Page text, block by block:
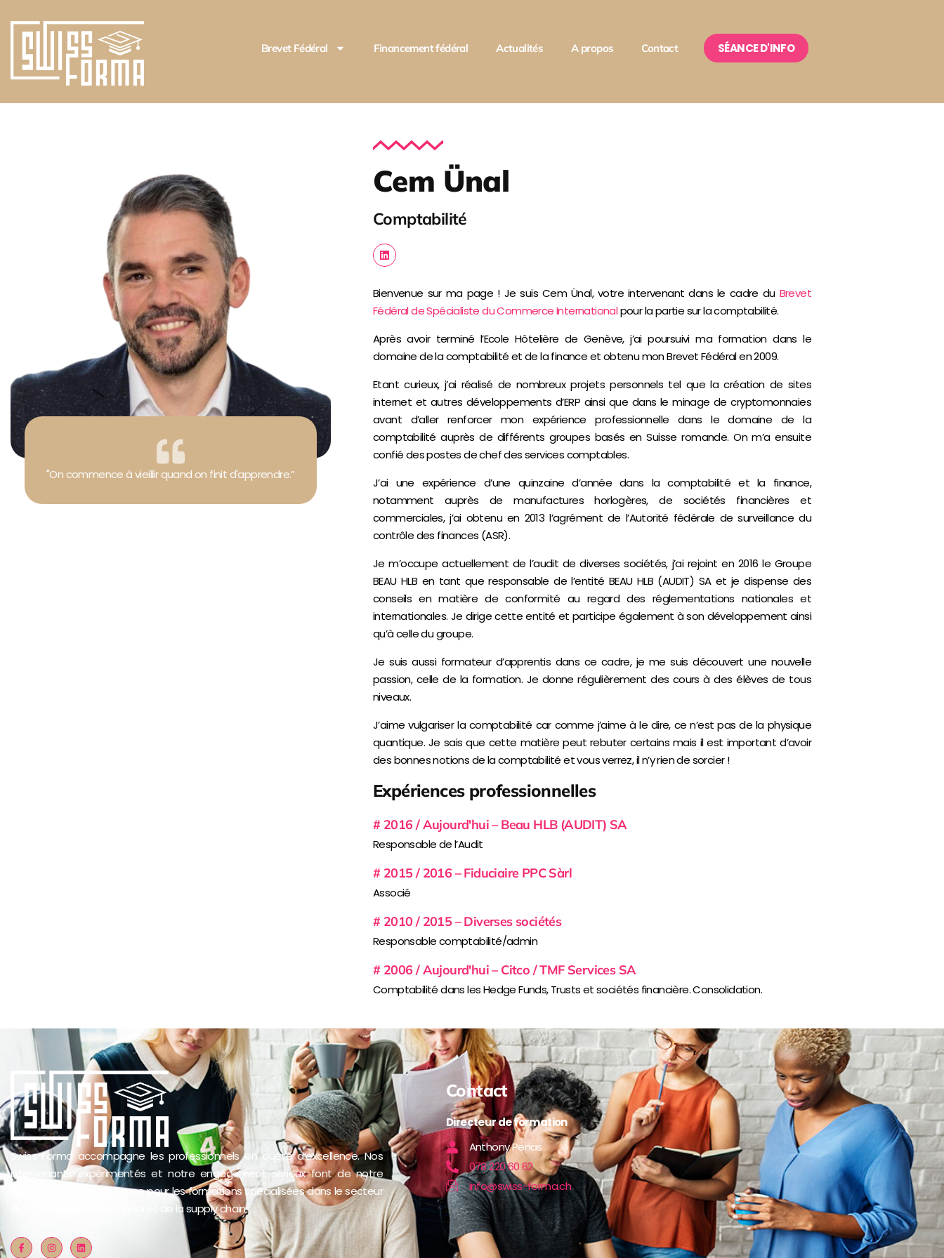
Brevet Fédéral Financement fédéral Actualités A propos Contact SÉANCE D'INFO
"On commence à vieillir quand on finit d'apprendre.”
Cem Ünal
Comptabilité
Bienvenue sur ma page ! Je suis Cem Ünal, votre intervenant dans le cadre du Brevet
Fédéral de Spécialiste du Commerce Internationalpour la partie sur la comptabilité.
Après avoir terminé l’Ecole Hôtelière de Genève, j’ai poursuivi ma formation dans le
domaine de la comptabilité et de la finance et obtenu mon Brevet Fédéral en 2009.
Etant curieux, j’ai réalisé de nombreux projets personnels tel que la création de sites
internet et autres développements d’ERP ainsi que dans le minage de cryptomonnaies
avant d’aller renforcer mon expérience professionnelle dans le domaine de la
comptabilité auprès de différents groupes basés en Suisse romande. On m’a ensuite
confié des postes de chef des services comptables.
J’ai une expérience d’une quinzaine d’année dans la comptabilité et la finance,
notamment auprès de manufactures horlogères, de sociétés financières et
commerciales, j’ai obtenu en 2013 l’agrément de l’Autorité fédérale de surveillance du
contrôle des finances (ASR).
Je m’occupe actuellement de l’audit de diverses sociétés, j’ai rejoint en 2016 le Groupe
BEAU HLB en tant que responsable de l’entité BEAU HLB (AUDIT) SA et je dispense des
conseils en matière de conformité au regard des réglementations nationales et
internationales. Je dirige cette entité et participe également à son développement ainsi
qu’à celle du groupe.
Je suis aussi formateur d’apprentis dans ce cadre, je me suis découvert une nouvelle
passion, celle de la formation. Je donne régulièrement des cours à des élèves de tous
niveaux.
J’aime vulgariser la comptabilité car comme j’aime à le dire, ce n’est pas de la physique
quantique. Je sais que cette matière peut rebuter certains mais il est important d’avoir
des bonnes notions de la comptabilité et vous verrez, il n’y rien de sorcier !
Expériences professionnelles
# 2016 / Aujourd'hui – Beau HLB (AUDIT) SA
Responsable de l’Audit
# 2015 / 2016 – Fiduciaire PPC Sàrl
Associé
# 2010 / 2015 – Diverses sociétés
Responsable comptabilité/admin
# 2006 / Aujourd'hui – Citco / TMF Services SA
Comptabilité dans les Hedge Funds, Trusts et sociétés financière. Consolidation.
Swiss-Forma accompagne les professionnels en quête d’excellence. Nos
intervenants expérimentés et notre engagement sérieux font de notre
établissement la référence pour les formations spécialisées dans le secteur
du commerce international et de la supply chain.
Contact
Directeur de formation
Anthony Penas
078 220 60 62
info@swiss-forma.ch